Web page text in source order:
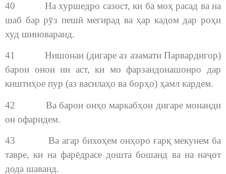
40 На хуршедро сазост, ки ба моҳ расад ва на
шаб бар рӯз пешӣ мегирад ва ҳар кадом дар роҳи
худ шиноваранд.
41 Нишонаи (дигаре аз азамати Парвардигор)
барои онон ин аст, ки мо фарзандонашонро дар
киштиҳое пур (аз василаҳо ва борҳо) ҳамл кардем.
42 Ва барои онҳо маркабҳои дигаре монанди
он офаридем.
43 Ва агар бихоҳем онҳоро ғарқ мекунем ба
тавре, ки на фарёдрасе дошта бошанд ва на наҷот
дода шаванд.